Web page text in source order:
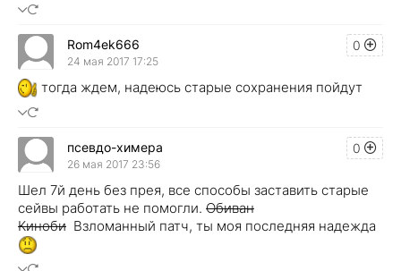
0
Rom4ek666
24 мая 2017 17:25
тогда ждем, надеюсь старые сохранения пойдут
0
псевдо-химера
26 мая 2017 23:56
Шел 7й день без прея, все способы заставить старые
сейвы работать не помогли. Обиван
Киноби Взломанный патч, ты моя последняя надежда